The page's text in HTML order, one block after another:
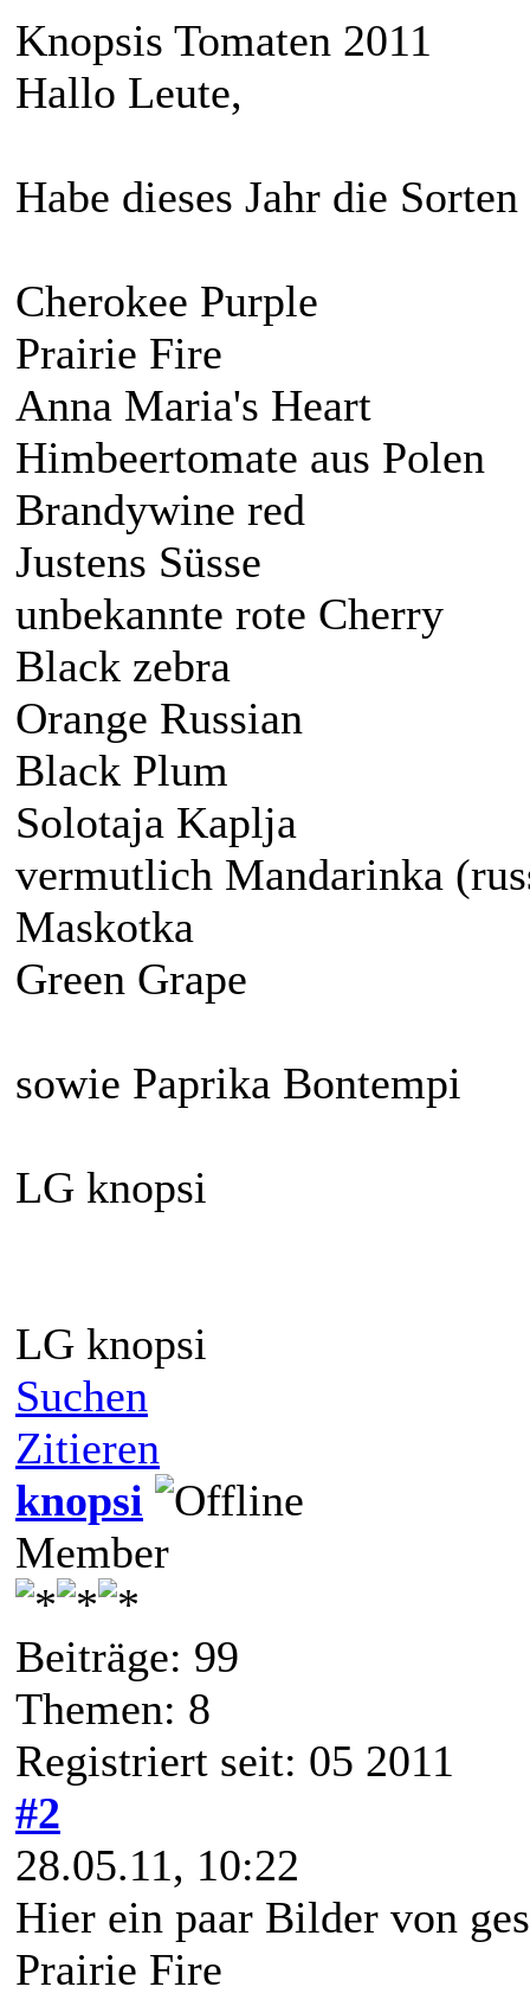
Knopsis Tomaten 2011
Hallo Leute,
Habe dieses Jahr die Sorten
Cherokee Purple
Prairie Fire
Anna Maria's Heart
Himbeertomate aus Polen
Brandywine red
Justens Süsse
unbekannte rote Cherry
Black zebra
Orange Russian
Black Plum
Solotaja Kaplja
vermutlich Mandarinka
Maskotka
Green Grape
sowie Paprika Bontempi
LG knopsi
LG knopsi
Suchen
Zitieren
knopsi
Member
Beiträge: 99
Themen: 8
Registriert seit: 05 2011
#2
28.05.11, 10:22
Hier ein paar Bilder von
Prairie Fire